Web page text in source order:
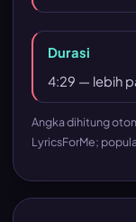
Durasi
4:29 — lebih
Angka dihitung
LyricsForMe;